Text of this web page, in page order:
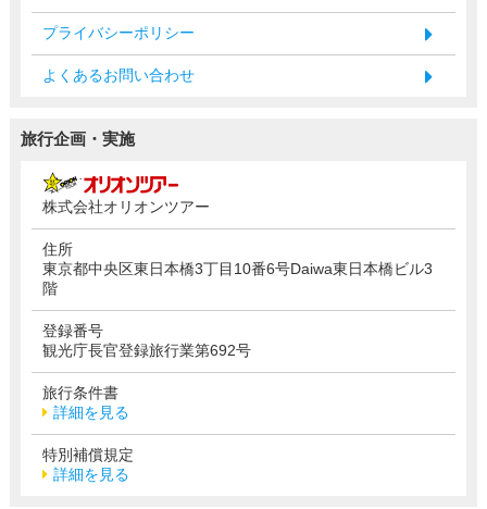
プライバシーポリシー
よくあるお問い合わせ
旅行企画・実施
株式会社オリオンツアー
住所
東京都中央区東日本橋3丁目10番6号Daiwa東日本橋ビル3
階
登録番号
観光庁長官登録旅行業第692号
旅行条件書
詳細を見る
特別補償規定
詳細を見る